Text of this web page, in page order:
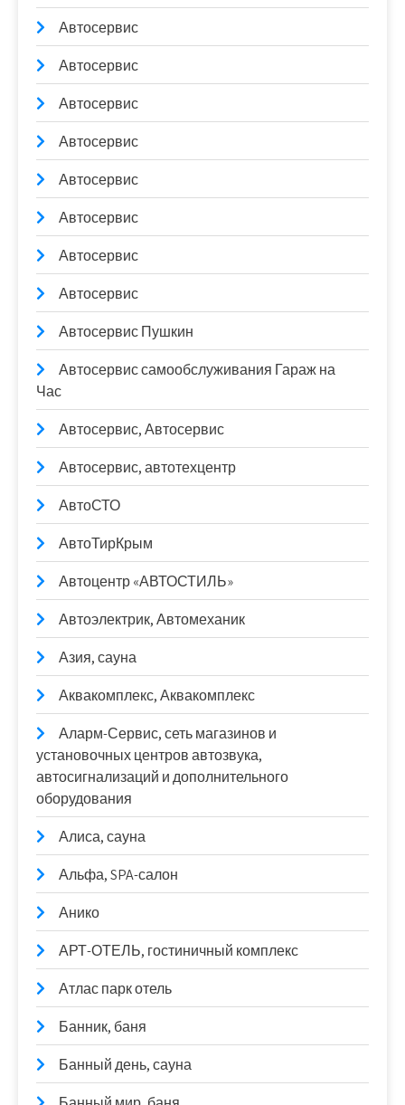
Автосервис
Автосервис
Автосервис
Автосервис
Автосервис
Автосервис
Автосервис
Автосервис
Автосервис Пушкин
Автосервис самообслуживания Гараж на
Час
Автосервис, Автосервис
Автосервис, автотехцентр
АвтоСТО
АвтоТирКрым
Автоцентр «АВТОСТИЛЬ»
Автоэлектрик, Автомеханик
Азия, сауна
Аквакомплекс, Аквакомплекс
Аларм-Сервис, сеть магазинов и
установочных центров автозвука,
автосигнализаций и дополнительного
оборудования
Алиса, сауна
Альфа, SPA-салон
Анико
АРТ-ОТЕЛЬ, гостиничный комплекс
Атлас парк отель
Банник, баня
Банный день, сауна